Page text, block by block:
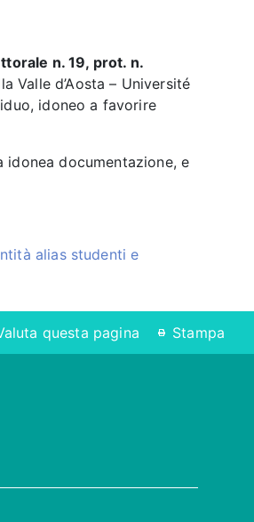
n. 19, prot. n.
Valle d’Aosta – Université
idoneo a favorire
idonea documentazione, e
alias studenti e
questa pagina Stampa